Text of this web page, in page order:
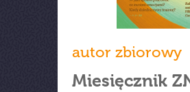
autor zbiorowy
Miesięcznik